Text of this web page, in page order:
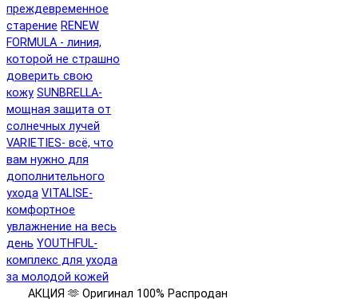
преждевременное
старение RENEW
FORMULA - линия,
которой не страшно
доверить свою
кожу SUNBRELLA-
мощная защита от
солнечных лучей
VARIETIES- всё, что
вам нужно для
дополнительного
ухода VITALISE-
комфортное
увлажнение на весь
день YOUTHFUL-
комплекс для ухода
за молодой кожей
АКЦИЯ 🫶 Оригинал 100% Распродан